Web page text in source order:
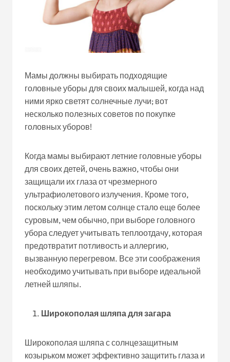
Мамы должны выбирать подходящие
головные уборы для своих малышей, когда над
ними ярко светят солнечные лучи; вот
несколько полезных советов по покупке
головных уборов!
Когда мамы выбирают летние головные уборы
для своих детей, очень важно, чтобы они
защищали их глаза от чрезмерного
ультрафиолетового излучения. Кроме того,
поскольку этим летом солнце стало еще более
суровым, чем обычно, при выборе головного
убора следует учитывать теплоотдачу, которая
предотвратит потливость и аллергию,
вызванную перегревом. Все эти соображения
необходимо учитывать при выборе идеальной
летней шляпы.
Широкополая шляпа для загара
Широкополая шляпа с солнцезащитным
козырьком может эффективно защитить глаза и